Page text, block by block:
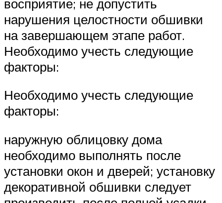
восприятие; не допустить
нарушения целостности обшивки
на завершающем этапе работ.
Необходимо учесть следующие
факторы:
Необходимо учесть следующие
факторы:
наружную облицовку дома
необходимо выполнять после
установки окон и дверей; установку
декоративной обшивки следует